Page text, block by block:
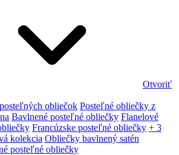
Otvoriť
obliečok Posteľné obliečky z
Bavlnené posteľné obliečky Flanelové
Francúzske posteľné obliečky + 3
kolekcia Obliečky bavlnený satén
posteľné obliečky